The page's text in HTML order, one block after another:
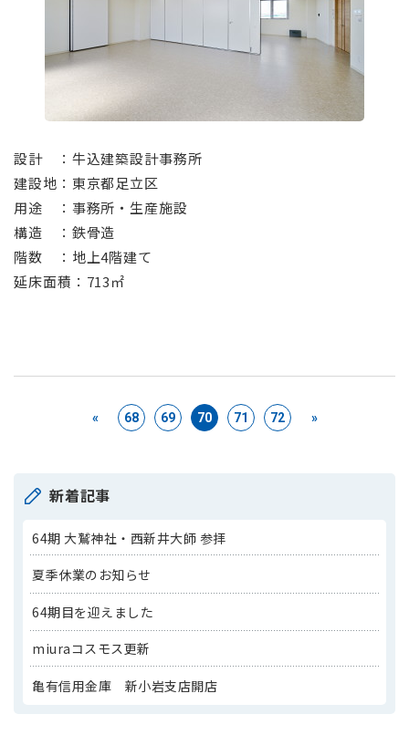
設計 ：牛込建築設計事務所
建設地：東京都足立区
用途 ：事務所・生産施設
構造 ：鉄骨造
階数 ：地上4階建て
延床面積：713㎡
« 68 69 70 71 72 »
新着記事
64期 大鷲神社・西新井大師 参拝
夏季休業のお知らせ
64期目を迎えました
miuraコスモス更新
亀有信用金庫 新小岩支店開店